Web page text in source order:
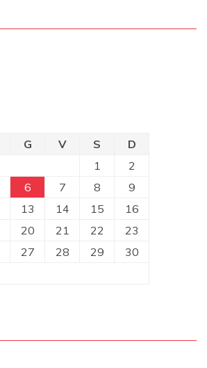
G V S
D
1
2
6 7 8
9
13 14 15
16
20 21 22
23
27 28 29
30